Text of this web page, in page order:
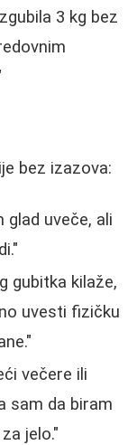
3 kg bez
bez izazova:
glad uveče, ali
gubitka kilaže,
uvesti fizičku
večere ili
sam da biram
jelo."